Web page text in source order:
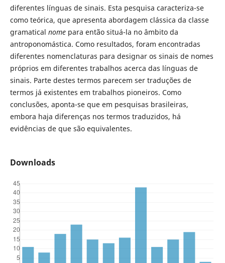
diferentes línguas de sinais. Esta pesquisa caracteriza-se
como teórica, que apresenta abordagem clássica da classe
gramatical nomepara então situá-la no âmbito da
antroponomástica. Como resultados, foram encontradas
diferentes nomenclaturas para designar os sinais de nomes
próprios em diferentes trabalhos acerca das línguas de
sinais. Parte destes termos parecem ser traduções de
termos já existentes em trabalhos pioneiros. Como
conclusões, aponta-se que em pesquisas brasileiras,
embora haja diferenças nos termos traduzidos, há
evidências de que são equivalentes.
Downloads